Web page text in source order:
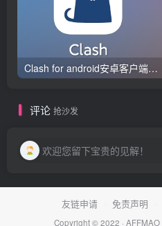
Clash for android安卓客户端保姆级新手使用教程
评论 抢沙发
欢迎您留下宝贵的见解！
友链申请 免责声明
Copyright © 2022 · AFFMAO